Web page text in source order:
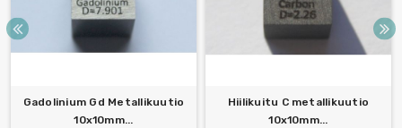
Gadolinium Gd Metallikuutio
10x10mm...
Hiilikuitu C metallikuutio
10x10mm...